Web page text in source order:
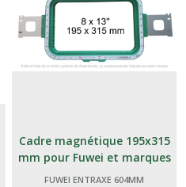
Cadre magnétique 195x315
mm pour Fuwei et marques
génériques Chinoises
FUWEI ENTRAXE 604MM